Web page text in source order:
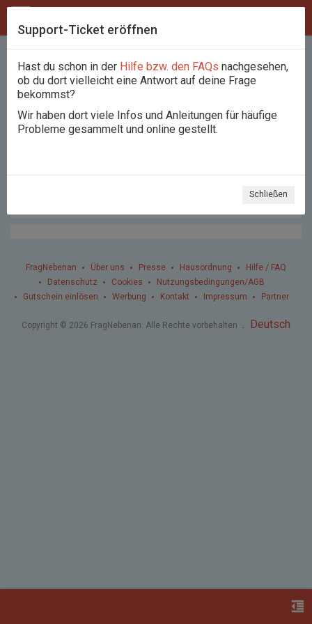
Kontakt
Hilfe/FAQs in der rechten Spalte nicht beantwortet
werden konnten, kannst du hier eine Anfrage an die
format_indent_decrease
Support-Ticket eröffnen
Hast du schon in der Hilfe bzw. den FAQs nachgesehen,
ob du dort vielleicht eine Antwort auf deine Frage
bekommst?
Wir haben dort viele Infos und Anleitungen für häufige
Probleme gesammelt und online gestellt.
Schließen
FragNebenan Über uns Presse Hausordnung
Hilfe / FAQ
Datenschutz
Cookies
Nutzungsbedingungen/AGB
Gutschein einlösen
Werbung Kontakt Impressum Partner
Copyright © 2026 FragNebenan. Alle Rechte vorbehalten . Deutsch